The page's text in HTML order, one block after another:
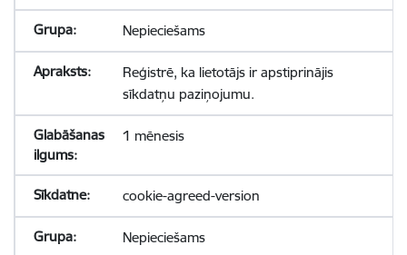
Nepieciešams
Reģistrē, ka lietotājs ir apstiprinājis
sīkdatņu paziņojumu.
1 mēnesis
cookie-agreed-version
Nepieciešams